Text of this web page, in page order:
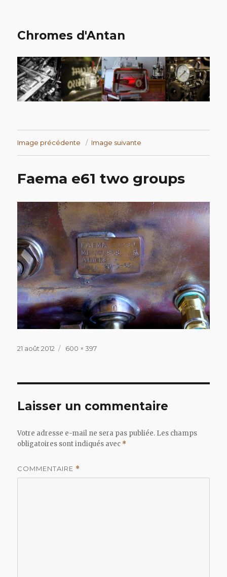
Chromes d'Antan
Image précédente Image suivante
Faema e61 two groups
Publié
21 août 2012
Taille
600 × 397
Laisser un commentaire
Votre adresse e-mail ne sera pas publiée. Les champs
obligatoires sont indiqués avec *
COMMENTAIRE *